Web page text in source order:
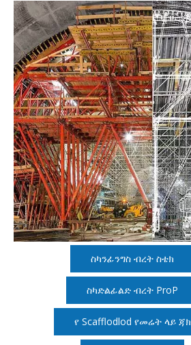
ስካንፊንግስ ብረት ስቴክ
ስካድልፊልድ ብረት ProP
የ Scafflodlod የመሬት ላይ ጃክ